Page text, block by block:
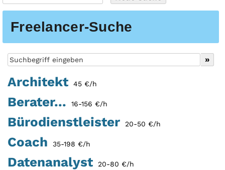
Freelancer-Suche
Architekt 45 €/h
Berater... 16-156 €/h
Bürodienstleister 20-50 €/h
Coach 35-198 €/h
Datenanalyst 20-80 €/h